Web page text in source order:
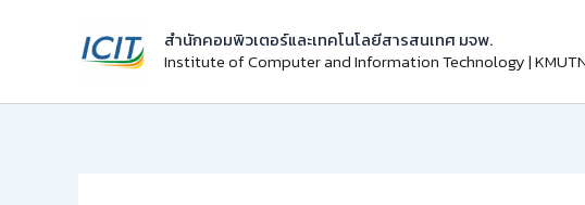
สำนักคอมพิวเตอร์และเทคโนโลยีสารสนเทศ มจพ.
Institute of Computer and Information Technology |